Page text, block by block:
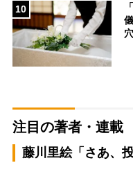
10
注目の著者・連載
藤川里絵「さあ、